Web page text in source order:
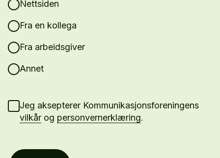
Nettsiden
Fra en kollega
Fra arbeidsgiver
Annet
Jeg aksepterer Kommunikasjonsforeningens
vilkår og personvernerklæring.